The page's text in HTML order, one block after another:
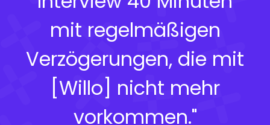
mit regelmäßigen
Verzögerungen, die mit
[Willo] nicht mehr
vorkommen."